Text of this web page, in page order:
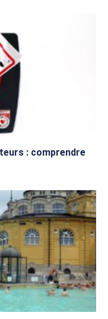
: comprendre